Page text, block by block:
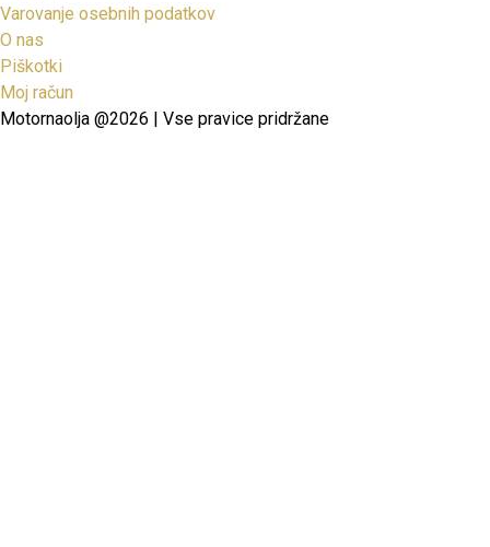
Varovanje osebnih podatkov
O nas
Piškotki
Moj račun
Motornaolja @2026 | Vse pravice pridržane